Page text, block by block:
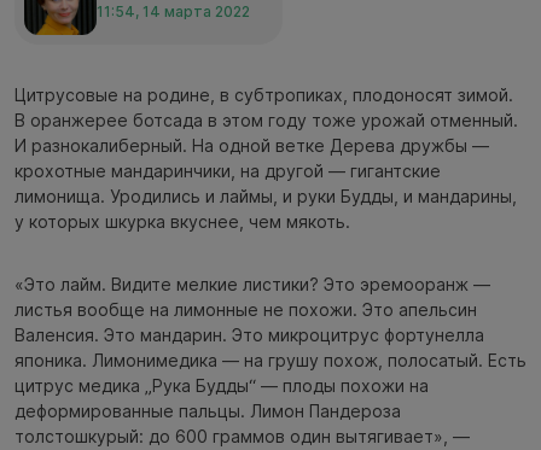
11:54, 14 марта 2022
Цитрусовые на родине, в субтропиках, плодоносят зимой.
В оранжерее ботсада в этом году тоже урожай отменный.
И разнокалиберный. На одной ветке Дерева дружбы —
крохотные мандаринчики, на другой — гигантские
лимонища. Уродились и лаймы, и руки Будды, и мандарины,
у которых шкурка вкуснее, чем мякоть.
«Это лайм. Видите мелкие листики? Это эремооранж —
листья вообще на лимонные не похожи. Это апельсин
Валенсия. Это мандарин. Это микроцитрус фортунелла
японика. Лимонимедика — на грушу похож, полосатый. Есть
цитрус медика „Рука Будды“ — плоды похожи на
деформированные пальцы. Лимон Пандероза
толстошкурый: до 600 граммов один вытягивает», —